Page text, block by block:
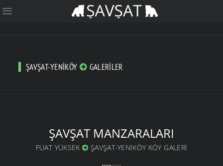
ŞAVŞAT-YENIKÖY GALERILER
ŞAVŞAT MANZARALARI
FUAT YÜKSEK ŞAVŞAT-YENIKÖY KÖY GALERI